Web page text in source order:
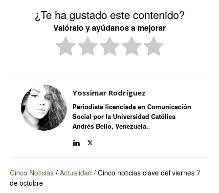
¿Te ha gustado este contenido?
Valóralo y ayúdanos a mejorar
Yossimar Rodríguez
Periodista licenciada en Comunicación
Social por la Universidad Católica
Andrés Bello, Venezuela..
Cinco Noticias / Actualidad / Cinco noticias clave del viernes 7
de octubre